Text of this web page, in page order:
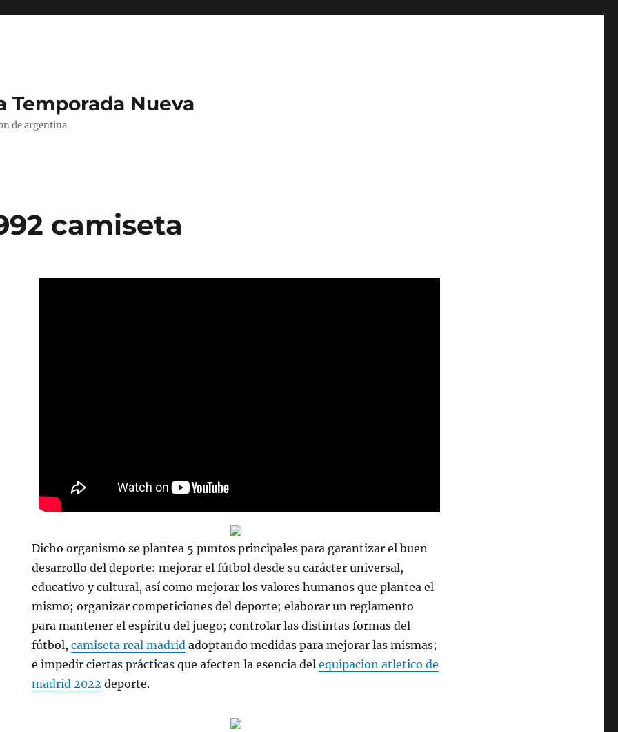
Temporada Nueva
de argentina
camiseta
Dicho organismo se plantea 5 puntos principales para garantizar el buen
desarrollo del deporte: mejorar el fútbol desde su carácter universal,
educativo y cultural, así como mejorar los valores humanos que plantea el
mismo; organizar competiciones del deporte; elaborar un reglamento
para mantener el espíritu del juego; controlar las distintas formas del
fútbol,camiseta real madrid adoptando medidas para mejorar las mismas;
e impedir ciertas prácticas que afecten la esencia delequipacion atletico de
madrid 2022 deporte.